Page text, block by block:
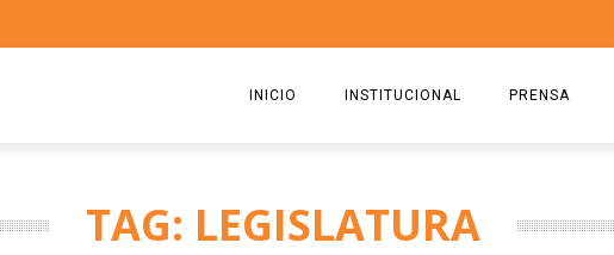
INICIO INSTITUCIONAL
ESTATUTO
PRENSA
2025
TAG: LEGISLATURA